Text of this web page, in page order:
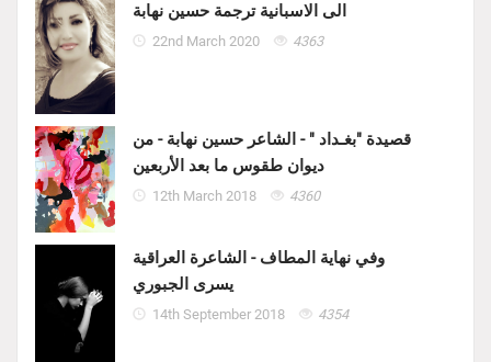
الى الاسبانية ترجمة حسين نهابة
22nd March 2020 4363
قصيدة "بغـداد " - الشاعر حسين نهابة - من
ديوان طقوس ما بعد الأربعين
12th March 2018 4360
وفي نهاية المطاف - الشاعرة العراقية
يسرى الجبوري
14th September 2018 4354